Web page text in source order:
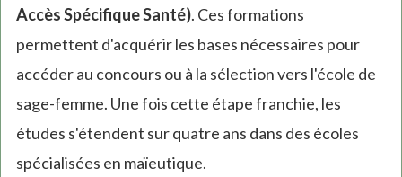
Accès Spécifique Santé). Ces formations
permettent d'acquérir les bases nécessaires pour
accéder au concours ou à la sélection vers l'école de
sage-femme. Une fois cette étape franchie, les
études s'étendent sur quatre ans dans des écoles
spécialisées en maïeutique.